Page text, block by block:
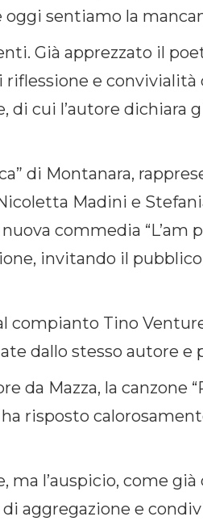
sentiamo la
Già apprezzato il
e convivialità
di cui l’autore
di Montanara,
Madini e
commedia
invitando il
compianto Tino
dallo stesso autore e
da Mazza, la canzone
risposto
l’auspicio, come
aggregazione e